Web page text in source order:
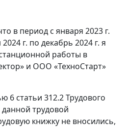
в период с января 2023 г.
г. по декабрь 2024 г. я
работы в
и ООО «ТехноСтарт»
6 статьи 312.2 Трудового
трудовой
книжку не вносились,